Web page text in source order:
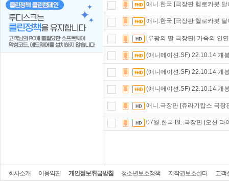
애니.한국 [극장판 헬로카봇
애니.한국 [극장판 헬로카봇
[루팡의 딸 극장판] 가족의 인
(애니메이션.SF) 22.10.14 개
(애니메이션.SF) 22.10.14 개
(애니메이션.SF) 22.10.14 개
애니.극장판 [쥬라기캅스 극장
07월.한국.BL.극장판 [오션 라
회사소개 이용약관 개인정보취급방침 청소년보호정책 저작권보호센터 고객